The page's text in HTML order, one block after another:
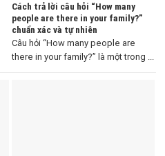
Cách trả lời câu hỏi “How many
people are there in your family?”
chuẩn xác và tự nhiên
Câu hỏi “How many people are
there in your family?” là một trong ...